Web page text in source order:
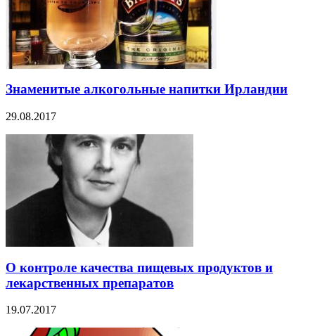
Знаменитые алкогольные напитки Ирландии
29.08.2017
О контроле качества пищевых продуктов и
лекарственных препаратов
19.07.2017